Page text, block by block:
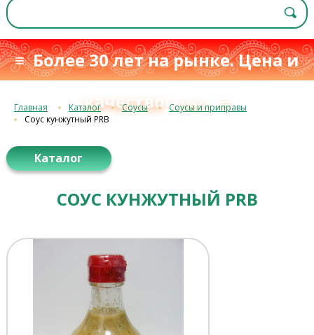
≡ Более 30 лет на рынке. Цена и
качествос 1993 г.≡
Главная Каталог Соусы
Соусы и приправы
Соус кунжутный PRB
Каталог
СОУС КУНЖУТНЫЙ PRB